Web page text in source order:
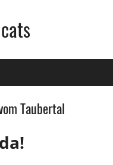
Taubertal